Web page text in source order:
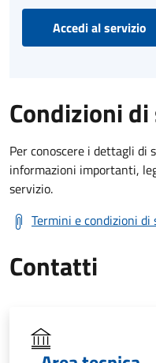
Accedi al servizio
Condizioni
Per conoscere i dettagli di
informazioni importanti,
servizio.
Termini e condizioni di
Contatti